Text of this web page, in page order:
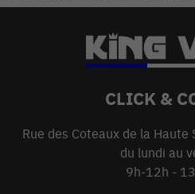
CLICK &
Rue des Coteaux de la
du lundi au
9h-12h -